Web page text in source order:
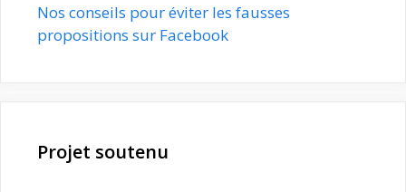
Nos conseils pour éviter les fausses
propositions sur Facebook
Projet soutenu